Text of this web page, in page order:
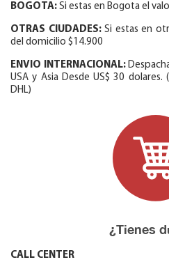
BOGOTA: Si estas en Bogota el
OTRAS CIUDADES:Si estas en
del domicilio $14.900
ENVIO INTERNACIONAL:
USA y Asia Desde US$ 30
DHL)
¿Tienes
CALL CENTER